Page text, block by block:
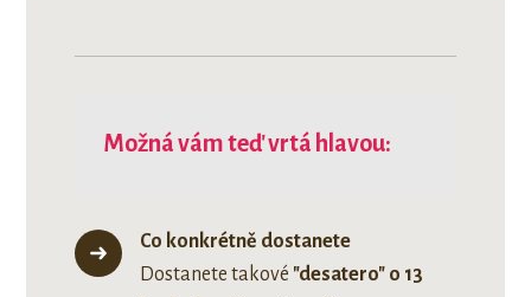
Možná vám teď vrtá hlavou:
Co konkrétně dostanete
Dostanete takové "desatero" o 13